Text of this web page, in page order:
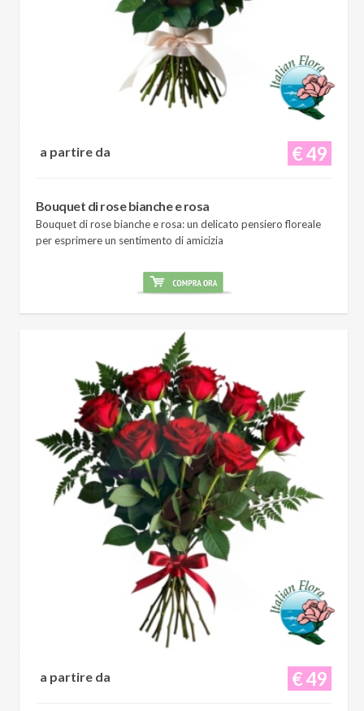
€ 49
a partire da
Bouquet di rose bianche e rosa
Bouquet di rose bianche e rosa: un delicato pensiero floreale
per esprimere un sentimento di amicizia
€ 49
a partire da